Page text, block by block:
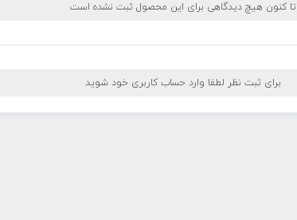
تا کنون هیچ دیدگاهی برای این محصول ثبت نشده است
برای ثبت نظر لطفا وارد حساب کاربری خود شوید